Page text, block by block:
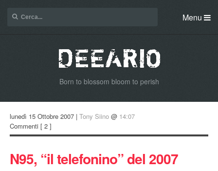
Menu
Born to blossom bloom to perish
lunedì 15 Ottobre 2007 | Tony Siino @ 14:07
Commenti [ 2 ]
N95, “il telefonino” del 2007